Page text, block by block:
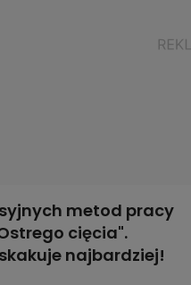
metod pracy
cięcia".
najbardziej!